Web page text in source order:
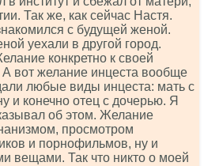
Так же, как сейчас Настя.
с будущей женой.
уехали в другой город.
конкретно к своей
А вот желание инцеста вообще
любые виды инцеста: мать с
и конечно отец с дочерью. Я
об этом. Желание
просмотром
и порнофильмов, ну и
вещами. Так что никто о моей